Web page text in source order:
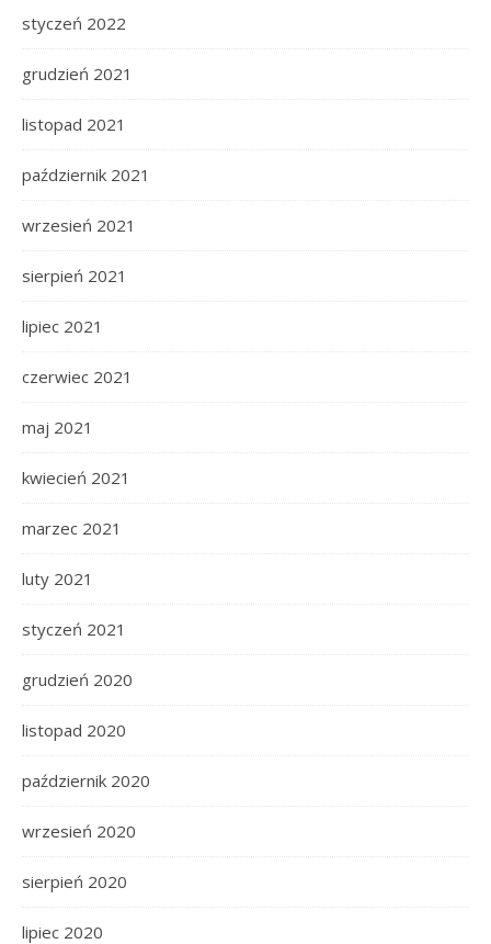
styczeń 2022
grudzień 2021
listopad 2021
październik 2021
wrzesień 2021
sierpień 2021
lipiec 2021
czerwiec 2021
maj 2021
kwiecień 2021
marzec 2021
luty 2021
styczeń 2021
grudzień 2020
listopad 2020
październik 2020
wrzesień 2020
sierpień 2020
lipiec 2020